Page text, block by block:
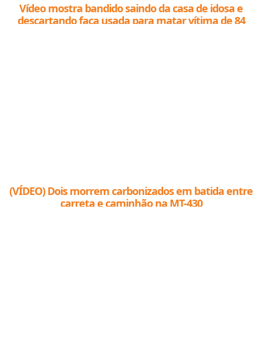
Vídeo mostra bandido saindo da casa de idosa e
descartando faca usada para matar vítima de 84
(VÍDEO) Dois morrem carbonizados em batida entre
carreta e caminhão na MT-430